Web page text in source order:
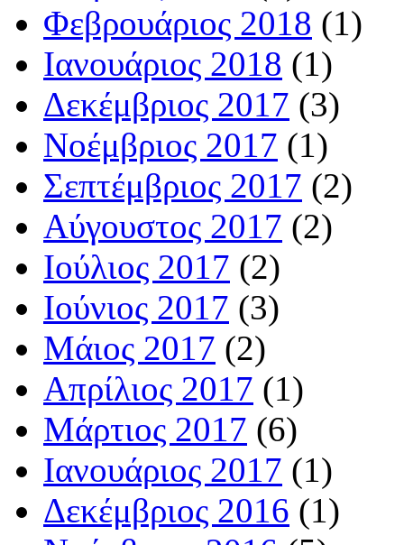
Φεβρουάριος 2018 (1)
Ιανουάριος 2018 (1)
Δεκέμβριος 2017 (3)
Νοέμβριος 2017 (1)
Σεπτέμβριος 2017 (2)
Αύγουστος 2017 (2)
Ιούλιος 2017 (2)
Ιούνιος 2017 (3)
Μάιος 2017 (2)
Απρίλιος 2017 (1)
Μάρτιος 2017 (6)
Ιανουάριος 2017 (1)
Δεκέμβριος 2016 (1)